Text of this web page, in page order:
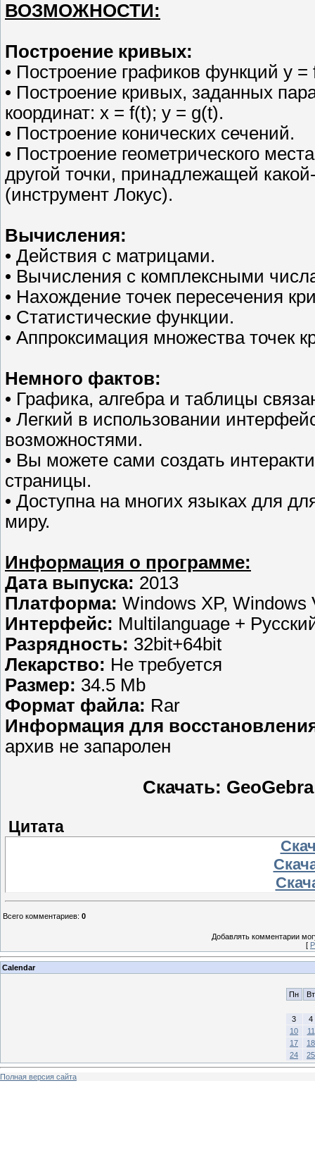
ВОЗМОЖНОСТИ:
Построение кривых:
• Построение графиков функций y =
• Построение кривых, заданных
координат: x = f(t); y = g(t).
• Построение конических сечений.
• Построение геометрического
другой точки, принадлежащей
(инструмент Локус).
Вычисления:
• Действия с матрицами.
• Вычисления с комплексными
• Нахождение точек пересечения
• Статистические функции.
• Аппроксимация множества точек
Немного фактов:
• Графика, алгебра и таблицы
• Легкий в использовании
возможностями.
• Вы можете сами создать
страницы.
• Доступна на многих языках для
миру.
Информация о программе:
Дата выпуска: 2013
Платформа: Windows XP, Windows
Интерфейс: Multilanguage +
Разрядность: 32bit+64bit
Лекарство: Не требуется
Размер: 34.5 Mb
Формат файла: Rar
Информация для
архив не запаролен
Скачать:
Цитата
Всего комментариев: 0
Добавлять комментарии
[
Calendar
Пн Вт
3
4
10
11
17
18
24
25
Полная версия сайта